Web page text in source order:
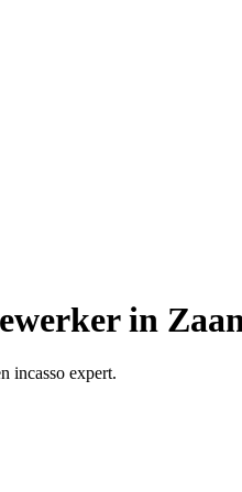
in
incasso expert.